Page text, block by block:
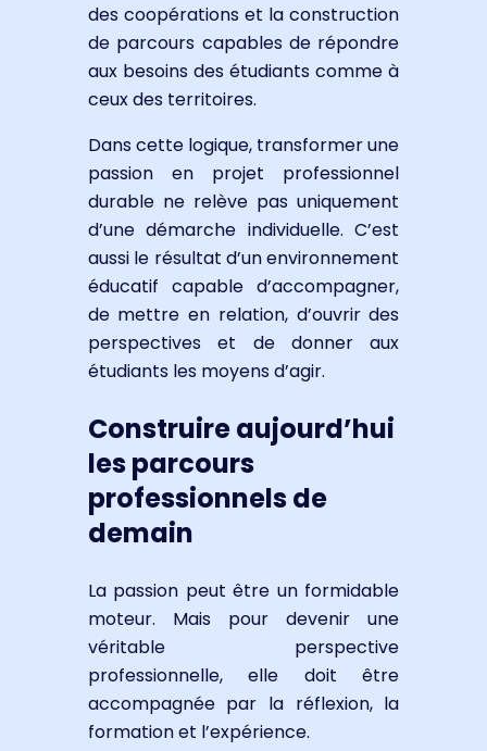
des coopérations et la construction
de parcours capables de répondre
aux besoins des étudiants comme à
ceux des territoires.
Dans cette logique, transformer une
passion en projet professionnel
durable ne relève pas uniquement
d’une démarche individuelle. C’est
aussi le résultat d’un environnement
éducatif capable d’accompagner,
de mettre en relation, d’ouvrir des
perspectives et de donner aux
étudiants les moyens d’agir.
Construire aujourd’hui
les parcours
professionnels de
demain
La passion peut être un formidable
moteur. Mais pour devenir une
véritable perspective
professionnelle, elle doit être
accompagnée par la réflexion, la
formation et l’expérience.